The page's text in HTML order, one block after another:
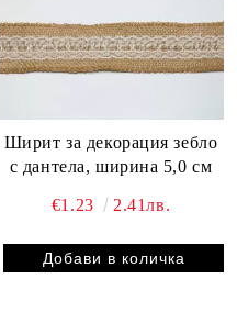
Ширит за декорация зебло
с дантела, ширина 5,0 см
€1.23 2.41лв.